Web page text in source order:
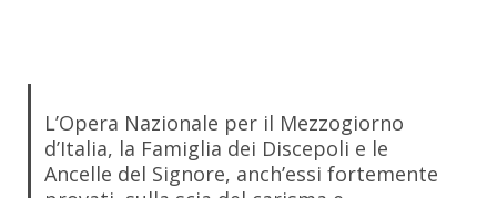
L’Opera Nazionale per il Mezzogiorno
d’Italia, la Famiglia dei Discepoli e le
Ancelle del Signore, anch’essi fortemente